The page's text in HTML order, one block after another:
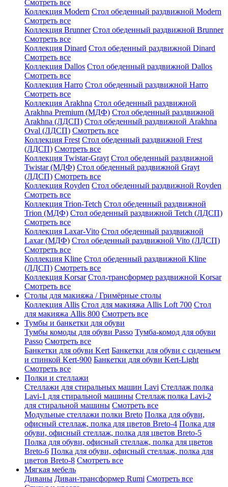
Смотреть все
Коллекция Modern Стол обеденный раздвижной Modern
Смотреть все
Коллекция Brunner Стол обеденный раздвижной Brunner
Смотреть все
Коллекция Dinard Стол обеденный раздвижной Dinard
Смотреть все
Коллекция Dallos Стол обеденный раздвижной Dallos
Смотреть все
Коллекция Harro Стол обеденный раздвижной Harro
Смотреть все
Коллекция Arakhna Стол обеденный раздвижной
Arakhna Premium (МДФ) Стол обеденный раздвижной
Arakhna (ЛДСП) Стол обеденный раздвижной Arakhna
Oval (ЛДСП) Смотреть все
Коллекция Frest Стол обеденный раздвижной Frest
(ЛДСП) Смотреть все
Коллекция Twistar-Grayt Стол обеденный раздвижной
Twistar (МДФ) Стол обеденный раздвижной Grayt
(ЛДСП) Смотреть все
Коллекция Royden Стол обеденный раздвижной Royden
Смотреть все
Коллекция Trion-Tetch Стол обеденный раздвижной
Trion (МДФ) Стол обеденный раздвижной Tetch (ЛДСП)
Смотреть все
Коллекция Laxar-Vito Стол обеденный раздвижной
Laxar (МДФ) Стол обеденный раздвижной Vito (ЛДСП)
Смотреть все
Коллекция Kline Стол обеденный раздвижной Kline
(ЛДСП) Смотреть все
Коллекция Korsar Стол-трансформер раздвижной Korsar
Смотреть все
Столы для макияжа / Гримёрные столы
Коллекция Allis Стол для макияжа Allis Loft 700 Стол
для макияжа Allis 800 Смотреть все
Тумбы и банкетки для обуви
Тумбы комоды для обуви Passo Тумба-комод для обуви
Passo Смотреть все
Банкетки для обуви Kert Банкетки для обуви с сиденьем
и спинкой Kert-900 Банкетки для обуви Kert-Light
Смотреть все
Полки и стеллажи
Стеллажи для стиральных машин Lavi Стеллаж полка
Lavi-1 для стиральной машины Стеллаж полка Lavi-2
для стиральной машины Смотреть все
Модульные стеллажи полки Breto Полка для обуви,
офисный стеллаж, полка для цветов Breto-4 Полка для
обуви, офисный стеллаж, полка для цветов Breto-5
Полка для обуви, офисный стеллаж, полка для цветов
Breto-6 Полка для обуви, офисный стеллаж, полка для
цветов Breto-8 Смотреть все
Мягкая мебель
Диваны Диван-трансформер Rumi Смотреть все